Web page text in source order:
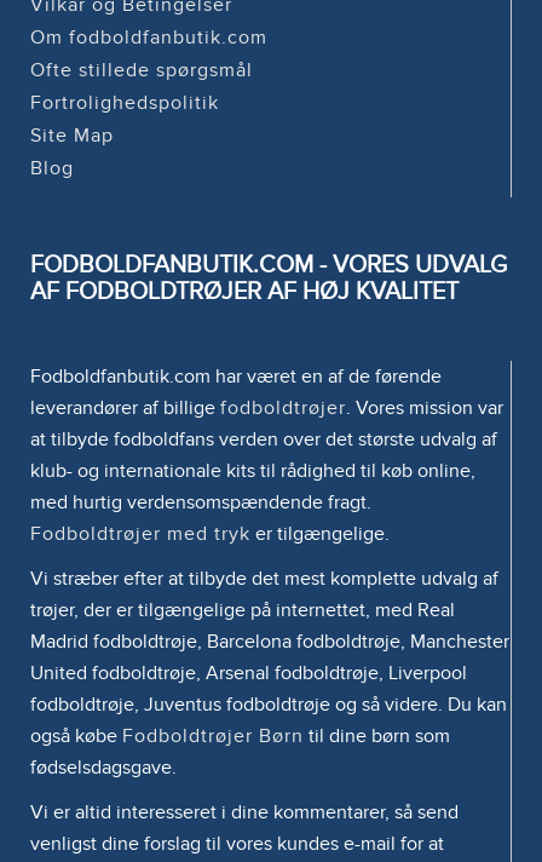
Om fodboldfanbutik.com
Ofte stillede spørgsmål
Fortrolighedspolitik
Site Map
Blog
FODBOLDFANBUTIK.COM - VORES UDVALG
AF FODBOLDTRØJER AF HØJ KVALITET
Fodboldfanbutik.com har været en af de førende
leverandører af billige fodboldtrøjer. Vores mission var
at tilbyde fodboldfans verden over det største udvalg af
klub- og internationale kits til rådighed til køb online,
med hurtig verdensomspændende fragt.
Fodboldtrøjer med tryk er tilgængelige.
Vi stræber efter at tilbyde det mest komplette udvalg af
trøjer, der er tilgængelige på internettet, med Real
Madrid fodboldtrøje, Barcelona fodboldtrøje, Manchester
United fodboldtrøje, Arsenal fodboldtrøje, Liverpool
fodboldtrøje, Juventus fodboldtrøje og så videre. Du kan
også købe Fodboldtrøjer Børn til dine børn som
fødselsdagsgave.
Vi er altid interesseret i dine kommentarer, så send
venligst dine forslag til vores kundes e-mail for at